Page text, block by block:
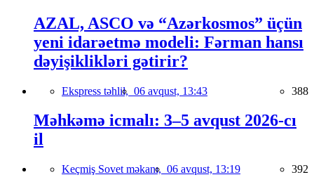
AZAL, ASCO və “Azərkosmos” üçün
yeni idarəetmə modeli: Fərman hansı
dəyişiklikləri gətirir?
Ekspress təhlil, 06 avqust, 13:43 388
Məhkəmə icmalı: 3–5 avqust 2026-cı
il
Keçmiş Sovet məkanı, 06 avqust, 13:19 392